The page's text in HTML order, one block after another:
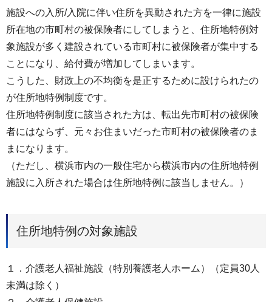
施設への入所/入院に伴い住所を異動された方を一律に施設
所在地の市町村の被保険者にしてしまうと、住所地特例対
象施設が多く建設されている市町村に被保険者が集中する
ことになり、給付費が増加してしまいます。
こうした、財政上の不均衡を是正するために設けられたの
が住所地特例制度です。
住所地特例制度に該当された方は、転出先市町村の被保険
者にはならず、元々お住まいだった市町村の被保険者のま
まになります。
（ただし、横浜市内の一般住宅から横浜市内の住所地特例
施設に入所された場合は住所地特例に該当しません。）
住所地特例の対象施設
１．介護老人福祉施設（特別養護老人ホーム）（定員30人
未満は除く）